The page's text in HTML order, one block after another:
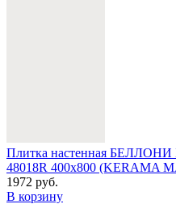
Плитка настенная БЕЛЛОНИ
48018R 400x800 (KERAMA
1972 руб.
В корзину